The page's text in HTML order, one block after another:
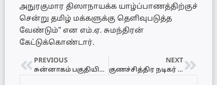
அநுரகுமார திஸாநாயக்க யாழ்ப்பாணத்திற்குச்
சென்று தமிழ் மக்களுக்கு தெளிவுபடுத்த
வேண்டும்” என எம்.ஏ. சுமந்திரன்
கேட்டுக்கொண்டார்.
PREVIOUS
சுன்னாகம் பகுதியில் போலீசாரின் கொடூர தாக்குதல்
NEXT
குணச்சித்திர நடிகர் டெல்லி கணேஷ் மறைவு: திரைப்பிரபலங்கள் சோகத்தில்